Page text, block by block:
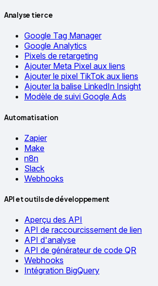
Analyse tierce
Google Tag Manager
Google Analytics
Pixels de retargeting
Ajouter Meta Pixel aux liens
Ajouter le pixel TikTok aux liens
Ajouter la balise LinkedIn Insight
Modèle de suivi Google Ads
Automatisation
Zapier
Make
n8n
Slack
Webhooks
API et outils de développement
Aperçu des API
API de raccourcissement de lien
API d'analyse
API de générateur de code QR
Webhooks
Intégration BigQuery